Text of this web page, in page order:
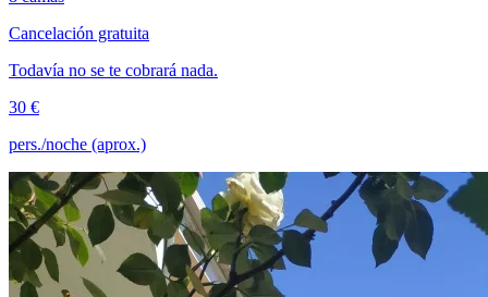
Cancelación gratuita
Todavía no se te cobrará nada.
30 €
pers./noche (aprox.)